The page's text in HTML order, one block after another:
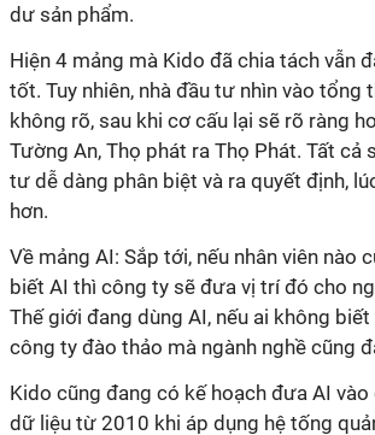
dư sản phẩm.
Hiện 4 mảng mà Kido đã chia tách vẫn
tốt. Tuy nhiên, nhà đầu tư nhìn vào tổng
không rõ, sau khi cơ cấu lại sẽ rõ ràng
Tường An, Thọ phát ra Thọ Phát. Tất cả
tư dễ dàng phân biệt và ra quyết định,
hơn.
Về mảng AI: Sắp tới, nếu nhân viên nào
biết AI thì công ty sẽ đưa vị trí đó cho
Thế giới đang dùng AI, nếu ai không
công ty đào thảo mà ngành nghề cũng
Kido cũng đang có kế hoạch đưa AI
dữ liệu từ 2010 khi áp dụng hệ tống